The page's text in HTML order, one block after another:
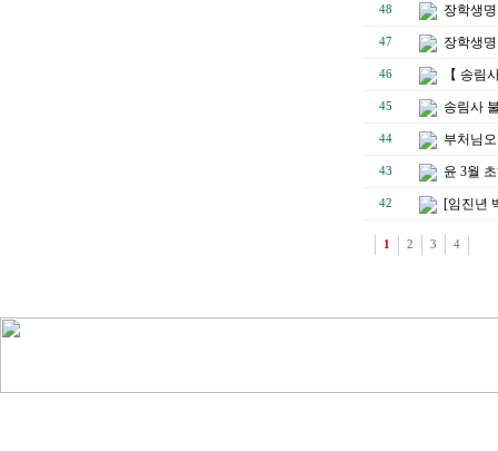
48 장학생
47 장학생
46 【 송림
45 송림사
44 부처님
43 윤 3월
42 [임진년
1 2 3 4